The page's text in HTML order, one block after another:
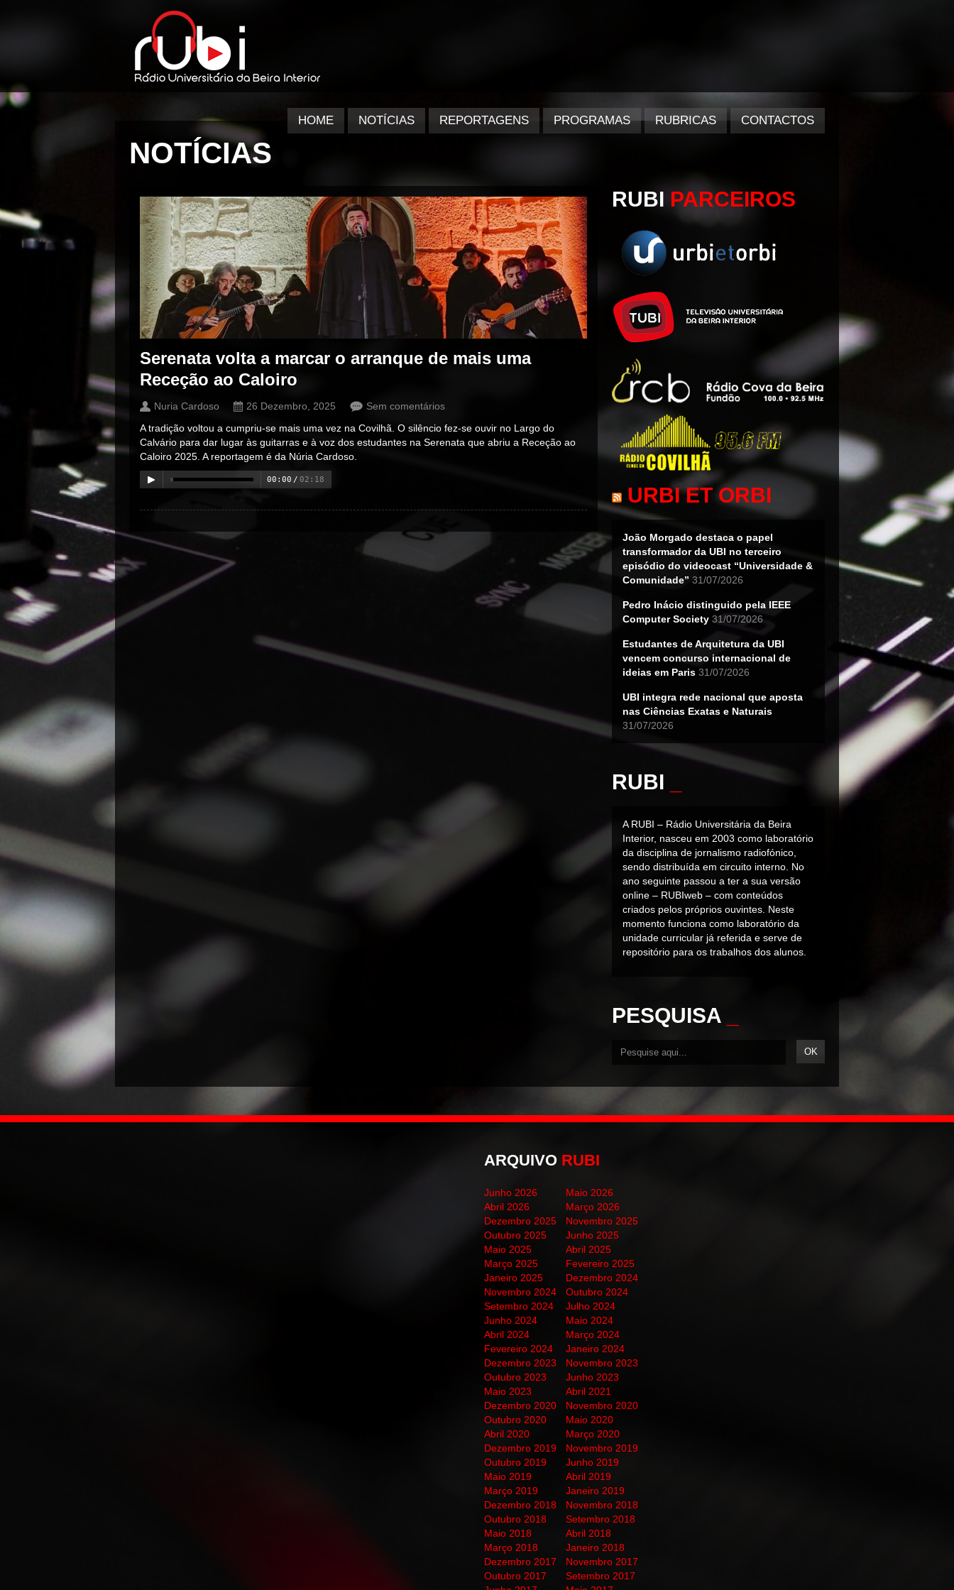
HOME NOTÍCIAS REPORTAGENS PROGRAMAS RUBRICAS CONTACTOS
NOTÍCIAS
RUBI PARCEIROS
URBI ET ORBI
João Morgado destaca o papel
transformador da UBI no terceiro
episódio do videocast “Universidade &
Comunidade” 31/07/2026
Pedro Inácio distinguido pela IEEE
Computer Society 31/07/2026
Estudantes de Arquitetura da UBI
vencem concurso internacional de
ideias em Paris 31/07/2026
UBI integra rede nacional que aposta
nas Ciências Exatas e Naturais
31/07/2026
RUBI
A RUBI – Rádio Universitária da Beira
Interior, nasceu em 2003 como laboratório
da disciplina de jornalismo radiofónico,
sendo distribuída em circuito interno. No
ano seguinte passou a ter a sua versão
online – RUBIweb – com conteúdos
criados pelos próprios ouvintes. Neste
momento funciona como laboratório da
unidade curricular já referida e serve de
repositório para os trabalhos dos alunos.
PESQUISA
Serenata volta a marcar o arranque de mais uma
Receção ao Caloiro
Nuria Cardoso 26 Dezembro, 2025
Sem comentários
A tradição voltou a cumpriu-se mais uma vez na Covilhã. O silêncio fez-se ouvir no Largo do
Calvário para dar lugar às guitarras e à voz dos estudantes na Serenata que abriu a Receção ao
Caloiro 2025. A reportagem é da Núria Cardoso.
00:00 / 02:18
00:00 / 00:00
ARQUIVO RUBI
Junho 2026
Maio 2026
Abril 2026
Março 2026
Dezembro 2025
Novembro 2025
Outubro 2025
Junho 2025
Maio 2025
Abril 2025
Março 2025
Fevereiro 2025
Janeiro 2025
Dezembro 2024
Novembro 2024
Outubro 2024
Setembro 2024
Julho 2024
Junho 2024
Maio 2024
Abril 2024
Março 2024
Fevereiro 2024
Janeiro 2024
Dezembro 2023
Novembro 2023
Outubro 2023
Junho 2023
Maio 2023
Abril 2021
Dezembro 2020
Novembro 2020
Outubro 2020
Maio 2020
Abril 2020
Março 2020
Dezembro 2019
Novembro 2019
Outubro 2019
Junho 2019
Maio 2019
Abril 2019
Março 2019
Janeiro 2019
Dezembro 2018
Novembro 2018
Outubro 2018
Setembro 2018
Maio 2018
Abril 2018
Março 2018
Janeiro 2018
Dezembro 2017
Novembro 2017
Outubro 2017
Setembro 2017